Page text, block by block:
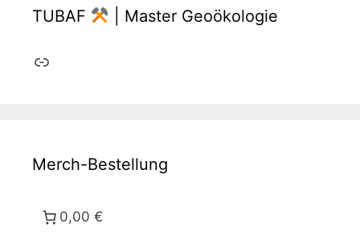
TUBAF | Master Geoökologie
Link
Merch-Bestellung
0,00 €